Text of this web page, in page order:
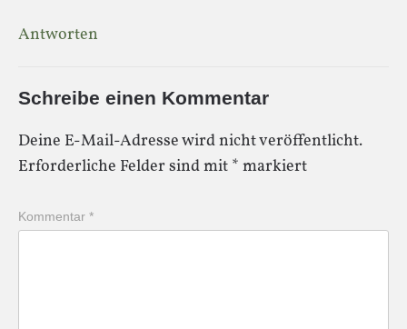
Antworten
Schreibe einen Kommentar
Deine E-Mail-Adresse wird nicht veröffentlicht.
Erforderliche Felder sind mit * markiert
Kommentar *